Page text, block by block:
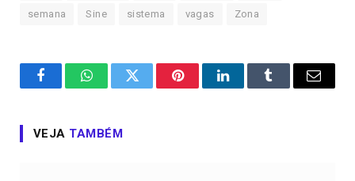
semana Sine sistema vagas Zona
FacebookWhatsAppTwitter PinterestLinkedInTumblr Email
VEJA TAMBÉM